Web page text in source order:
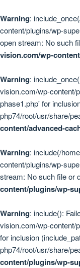
Warning:
content/plugins/wp-
open stream: No such
vision.com/wp-
Warning:
vision.com/wp-content/
phase1.php' for
php74/root/usr/share/
content/advanced-
Warning: include(/
content/plugins/wp-
stream: No such file or
content/plugins/wp-
Warning: include():
vision.com/wp-content/
for inclusion
php74/root/usr/share/
content/plugins/wp-